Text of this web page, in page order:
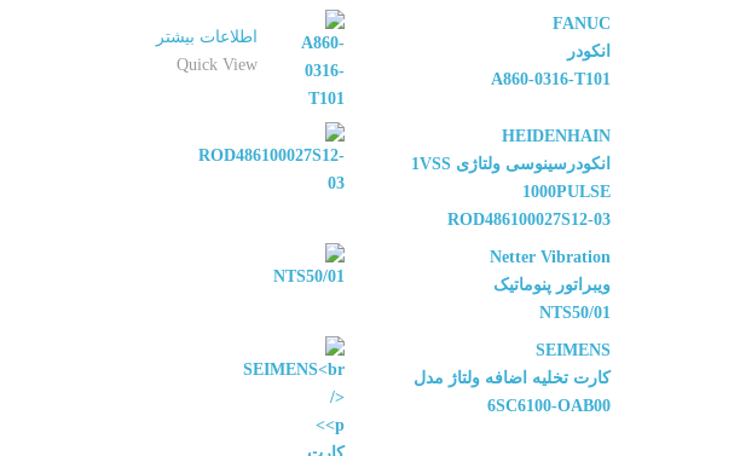
اطلاعات بیشتر
Quick View
FANUC
انکودر
A860-0316-T101
HEIDENHAIN
انکودرسینوسی ولتاژی 1VSS
1000PULSE
ROD486100027S12-03
Netter Vibration
ویبراتور پنوماتیک
NTS50/01
SEIMENS
کارت تخلیه اضافه ولتاژ مدل
6SC6100-OAB00